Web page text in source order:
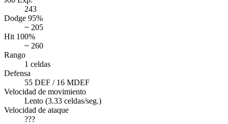
243
Dodge 95%
~ 205
Hit 100%
~ 260
Rango
1 celdas
Defensa
55 DEF / 16 MDEF
Velocidad de movimiento
Lento (3.33 celdas/seg.)
Velocidad de ataque
???